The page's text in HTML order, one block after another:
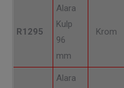
R1295
Alara
Kulp
96
mm
Krom
Alara